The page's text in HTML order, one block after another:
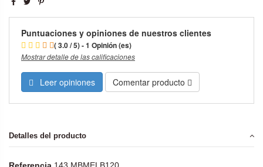
Puntuaciones y opiniones de nuestros clientes
( 3.0 / 5) - 1 Opinión (es)
Mostrar detalle de las calificaciones
Leer opiniones Comentar producto
Detalles del producto